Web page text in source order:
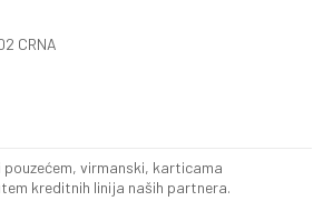
CRNA
virmanski, karticama
kreditnih linija naših partnera.